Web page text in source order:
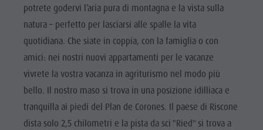
potrete godervi l’aria pura di montagna e la vista sulla
natura – perfetto per lasciarsi alle spalle la vita
quotidiana. Che siate in coppia, con la famiglia o con
amici: nei nostri nuovi appartamenti per le vacanze
vivrete la vostra vacanza in agriturismo nel modo più
bello. Il nostro maso si trova in una posizione idilliaca e
tranquilla ai piedi del Plan de Corones. Il paese di Riscone
dista solo 2,5 chilometri e la pista da sci "Ried" si trova a